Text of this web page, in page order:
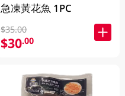
急凍黃花魚 1PC
$35.00
$30.00